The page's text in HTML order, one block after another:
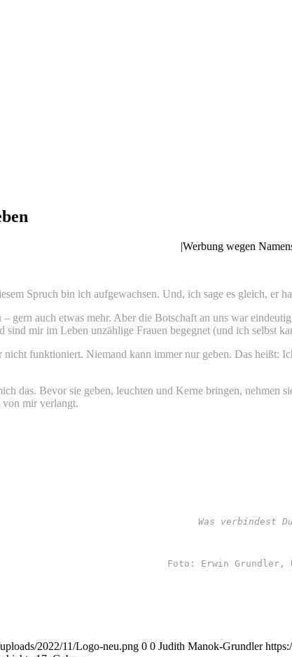
|Werbung wegen
Spruch bin ich aufgewachsen. Und, ich sage es gleich, er
– gern auch etwas mehr. Aber die Botschaft an uns war
sind mir im Leben unzählige Frauen begegnet (und ich selbst
nicht funktioniert. Niemand kann immer nur geben. Das heißt:
das. Bevor sie geben, leuchten und Kerne bringen,
von mir verlangt.
Was verbindest
Foto: Erwin Grundler,
2022/11/Logo-neu.png 0 0 Judith Manok-Grundler